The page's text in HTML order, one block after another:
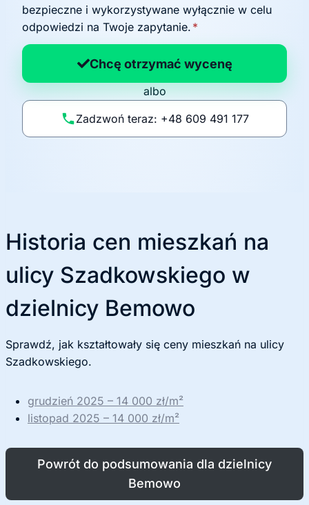
d
a
n
p
li
t
bezpieczne i wykorzystywane wyłącznie w celu
odpowiedzi na Twoje zapytanie. *
Chcę otrzymać wycenę
albo
Zadzwoń teraz: +48 609 491 177
Historia cen mieszkań na
ulicy Szadkowskiego w
dzielnicy Bemowo
Sprawdź, jak kształtowały się ceny mieszkań na ulicy
Szadkowskiego.
grudzień 2025 – 14 000 zł/m²
listopad 2025 – 14 000 zł/m²
Powrót do podsumowania dla dzielnicy
Bemowo